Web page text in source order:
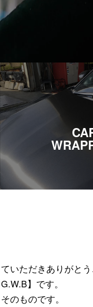
いただきありがとう
】です。
のものです。